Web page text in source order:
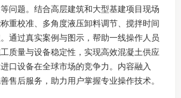
问题。结合高层建筑和大型基建项目现场
重校准、多角度液压卸料调节、搅拌时间
通过真实案例与图示，帮助一线操作人员
质量与设备稳定性，实现高效混凝土供应
口设备在全球市场的竞争力。内容融入
售后服务，助力用户掌握专业操作技术。